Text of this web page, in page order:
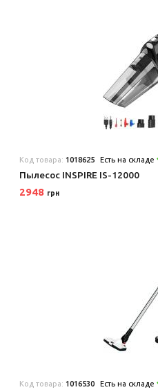
Код товара: 1018625 Есть на складе
Пылесос INSPIRE IS-12000
2948 грн
Код товара: 1016530 Есть на складе